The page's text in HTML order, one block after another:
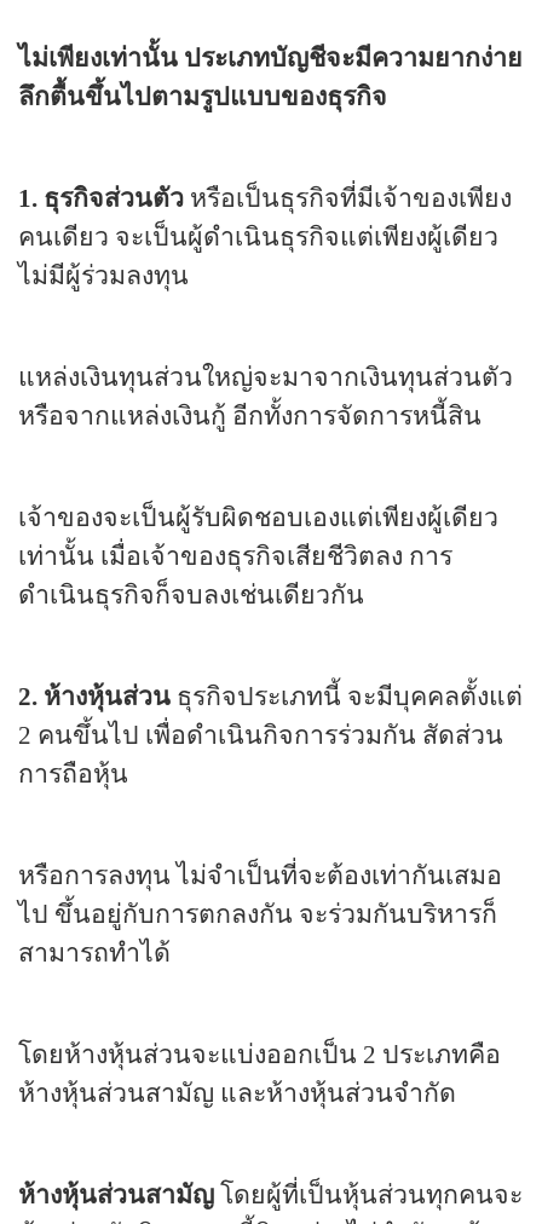
ไม่เพียงเท่านั้น ประเภทบัญชีจะมีความยากง่าย
ลึกตื้นขึ้นไปตามรูปแบบของธุรกิจ
1. ธุรกิจส่วนตัว หรือเป็นธุรกิจที่มีเจ้าของเพียง
คนเดียว จะเป็นผู้ดำเนินธุรกิจแต่เพียงผู้เดียว
ไม่มีผู้ร่วมลงทุน
แหล่งเงินทุนส่วนใหญ่จะมาจากเงินทุนส่วนตัว
หรือจากแหล่งเงินกู้ อีกทั้งการจัดการหนี้สิน
เจ้าของจะเป็นผู้รับผิดชอบเองแต่เพียงผู้เดียว
เท่านั้น เมื่อเจ้าของธุรกิจเสียชีวิตลง การ
ดำเนินธุรกิจก็จบลงเช่นเดียวกัน
2. ห้างหุ้นส่วน ธุรกิจประเภทนี้ จะมีบุคคลตั้งแต่
2 คนขึ้นไป เพื่อดำเนินกิจการร่วมกัน สัดส่วน
การถือหุ้น
หรือการลงทุน ไม่จำเป็นที่จะต้องเท่ากันเสมอ
ไป ขึ้นอยู่กับการตกลงกัน จะร่วมกันบริหารก็
สามารถทำได้
โดยห้างหุ้นส่วนจะแบ่งออกเป็น 2 ประเภทคือ
ห้างหุ้นส่วนสามัญ และห้างหุ้นส่วนจำกัด
ห้างหุ้นส่วนสามัญ โดยผู้ที่เป็นหุ้นส่วนทุกคนจะ